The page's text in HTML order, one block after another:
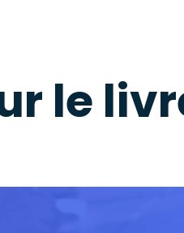
le